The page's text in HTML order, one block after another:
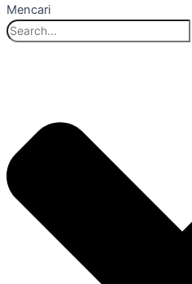
Mencari